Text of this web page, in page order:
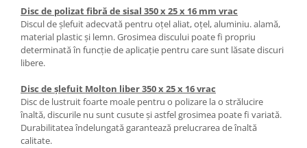
Exhaustor pentru aschii metal
Masini de gaurit cu talpa
magnetica
Lame de ferastrau cu varf din
carbura
Lame de ferăstrău cu acoperire
TiN
Panze de taiere metal pentru
ferastraie
Roti de lustruit
Disc de polizat fibră de sisal 350 x 25 x 16 mm vrac
Discul de şlefuit adecvată pentru oţel aliat, oţel, aluminiu. alamă,
material plastic şi lemn. Grosimea discului poate fi propriu
determinată în funcţie de aplicaţie pentru care sunt lăsate discuri
libere.
Disc de şlefuit Molton liber 350 x 25 x 16 vrac
Disc de lustruit foarte moale pentru o polizare la o strălucire
înaltă, discurile nu sunt cusute şi astfel grosimea poate fi variată.
Durabilitatea îndelungată garantează prelucrarea de înaltă
calitate.